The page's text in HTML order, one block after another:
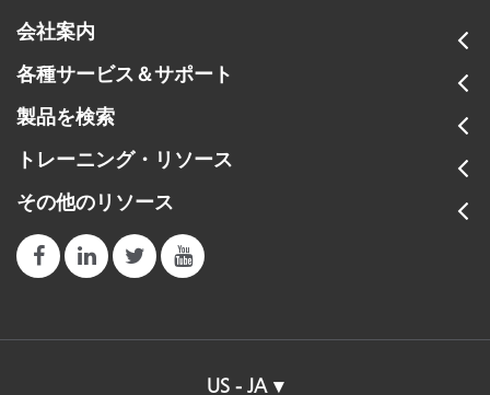
会社案内
各種サービス＆サポート
製品を検索
トレーニング・リソース
その他のリソース
US - JA